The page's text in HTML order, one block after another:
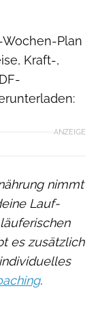
Plan
Kraft-,
ANZEIGE
nimmt
Lauf-
es zusätzlich
.